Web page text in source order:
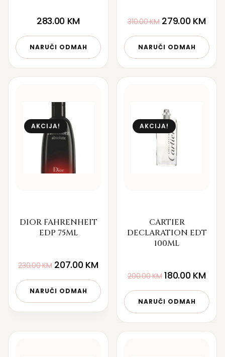
283.00 KM
NARUČI ODMAH
310.00KM 279.00 KM
NARUČI ODMAH
AKCIJA!
DIOR FAHRENHEIT
EDP 75ML
230.00KM 207.00 KM
NARUČI ODMAH
AKCIJA!
CARTIER
DECLARATION EDT
100ML
200.00KM 180.00 KM
NARUČI ODMAH